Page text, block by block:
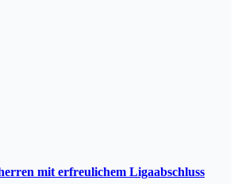
mit erfreulichem Ligaabschluss